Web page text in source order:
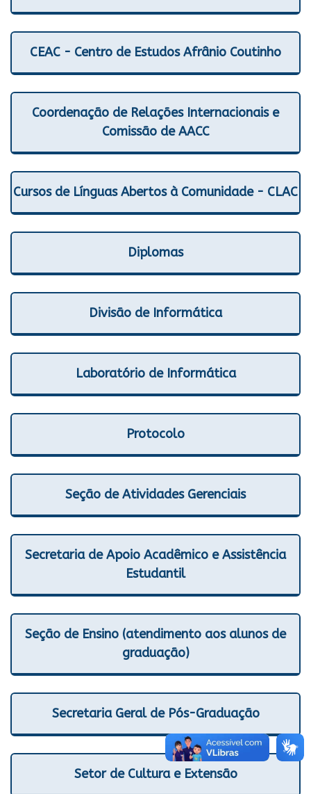
CEAC - Centro de Estudos Afrânio Coutinho
Coordenação de Relações Internacionais e
Comissão de AACC
Cursos de Línguas Abertos à Comunidade - CLAC
Diplomas
Divisão de Informática
Laboratório de Informática
Protocolo
Seção de Atividades Gerenciais
Secretaria de Apoio Acadêmico e Assistência
Estudantil
Seção de Ensino (atendimento aos alunos de
graduação)
Secretaria Geral de Pós-Graduação
Setor de Cultura e Extensão